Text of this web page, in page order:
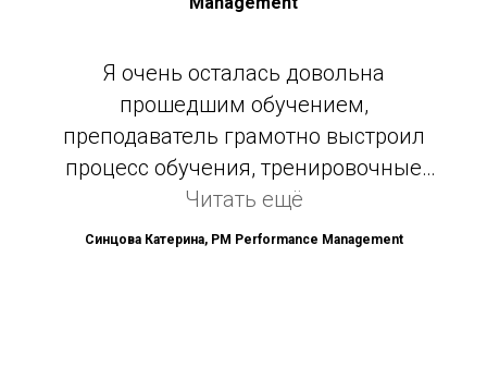
с первого раза.
Я очень осталась довольна
прошедшим обучением,
преподаватель грамотно выстроил
процесс обучения, тренировочные
тесты и домашние задания были
хорошим закреплением изученного
Читать ещё
Синцова Катерина, PM Performance Management